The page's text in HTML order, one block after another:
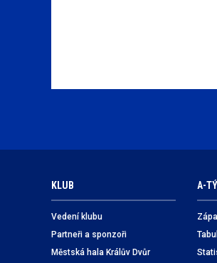
KLUB
Vedení klubu
Partneři a sponzoři
Městská hala Králův Dvůr
A-